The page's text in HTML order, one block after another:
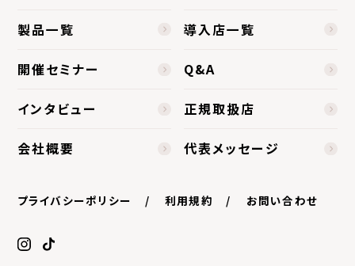
製品一覧 導入店一覧
開催セミナー Q&A
インタビュー 正規取扱店
会社概要 代表メッセージ
プライバシーポリシー 利用規約 お問い合わせ